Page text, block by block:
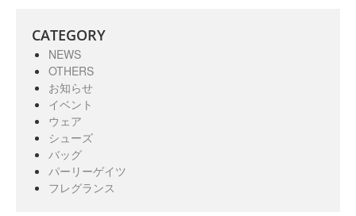
CATEGORY
NEWS
OTHERS
お知らせ
イベント
ウェア
シューズ
バッグ
パーリーゲイツ
フレグランス